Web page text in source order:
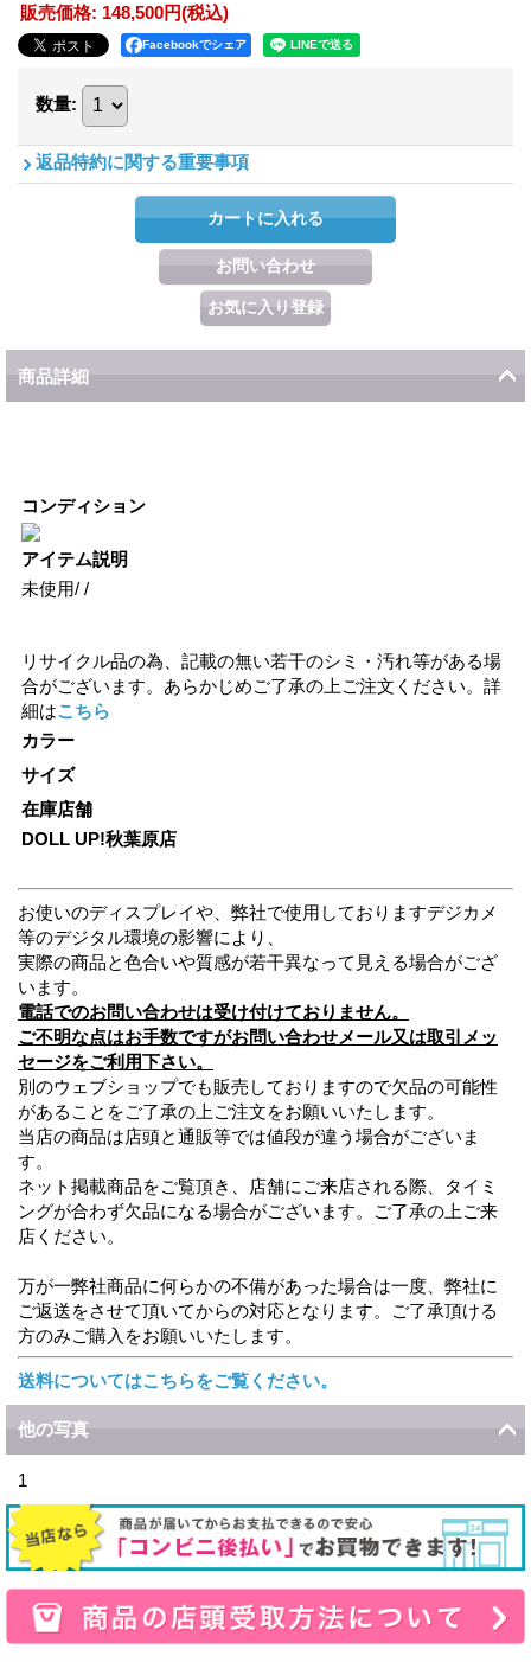
販売価格: 148,500円(税込)
Facebookでシェア
数量:
返品特約に関する重要事項
商品詳細
コンディション
アイテム説明
未使用/ /
リサイクル品の為、記載の無い若干のシミ・汚れ等がある場
合がございます。あらかじめご了承の上ご注文ください。詳
細はこちら
カラー
サイズ
在庫店舗
DOLL UP!秋葉原店
お使いのディスプレイや、弊社で使用しておりますデジカメ
等のデジタル環境の影響により、
実際の商品と色合いや質感が若干異なって見える場合がござ
います。
電話でのお問い合わせは受け付けておりません。
ご不明な点はお手数ですがお問い合わせメール又は取引メッ
セージをご利用下さい。
別のウェブショップでも販売しておりますので欠品の可能性
があることをご了承の上ご注文をお願いいたします。
当店の商品は店頭と通販等では値段が違う場合がございま
す。
ネット掲載商品をご覧頂き、店舗にご来店される際、タイミ
ングが合わず欠品になる場合がございます。ご了承の上ご来
店ください。
万が一弊社商品に何らかの不備があった場合は一度、弊社に
ご返送をさせて頂いてからの対応となります。ご了承頂ける
方のみご購入をお願いいたします。
送料についてはこちらをご覧ください。
他の写真
1